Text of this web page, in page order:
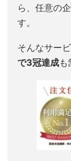
ら、任意の
す。
そんなサー
で3冠達成も